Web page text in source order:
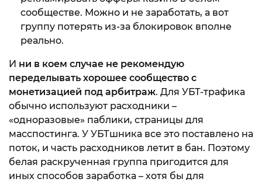
сообществе. Можно и не заработать, а вот
группу потерять из-за блокировок вполне
реально.
И ни в коем случае не рекомендую
переделывать хорошее сообщество с
монетизацией под арбитраж. Для УБТ-трафика
обычно используют расходники –
«одноразовые» паблики, страницы для
масспостинга. У УБТшника все это поставлено на
поток, и часть расходников летит в бан. Поэтому
белая раскрученная группа пригодится для
иных способов заработка – хотя бы для